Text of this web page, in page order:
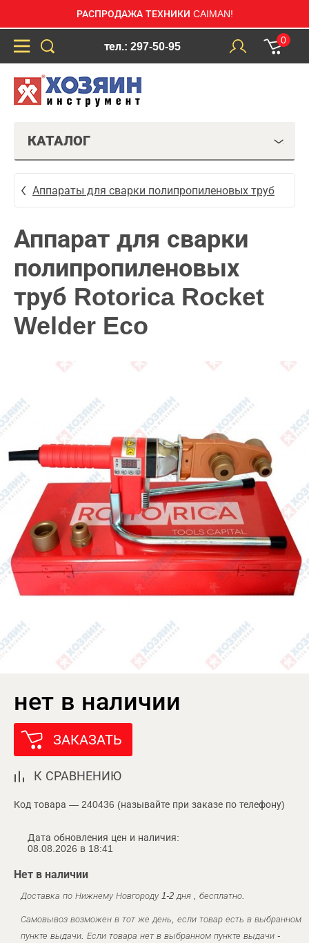
РАСПРОДАЖА ТЕХНИКИ CAIMAN!
тел.: 297-50-95
0
КАТАЛОГ
Аппараты для сварки полипропиленовых труб
Аппарат для сварки
полипропиленовых
труб Rotorica Rocket
Welder Eco
нет в наличии
ЗАКАЗАТЬ
К СРАВНЕНИЮ
Код товара — 240436 (называйте при заказе по телефону)
Дата обновления цен и наличия:
08.08.2026 в 18:41
Нет в наличии
Доставка по Нижнему Новгороду 1-2 дня , бесплатно.
Самовывоз возможен в тот же день, если товар есть в выбранном
пункте выдачи. Если товара нет в выбранном пункте выдачи -